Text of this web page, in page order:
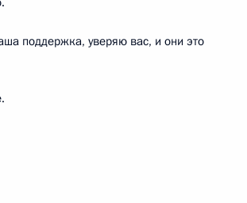
поддержка, уверяю вас, и они это